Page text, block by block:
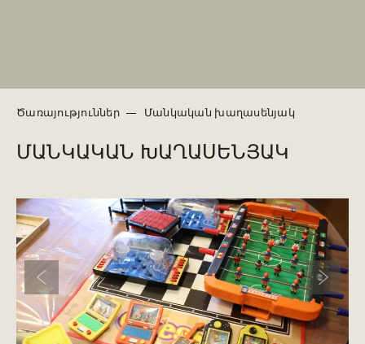
ԾԱՌԱՅՈՒԹՅՈՒՆՆԵՐ
ԿԱՊ
Ծառայություններ Մանկական խաղասենյակ
ՄԱՆԿԱԿԱՆ ԽԱՂԱՍԵՆՅԱԿ
Նախորդ սլայդը